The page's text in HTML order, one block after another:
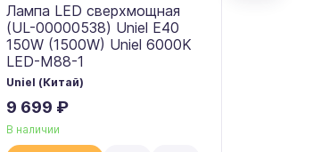
Лампа LED сверхмощная
(UL-00000538) Uniel E40
150W (1500W) Uniel 6000K
LED-M88-1
Uniel (Китай)
9 699 ₽
В наличии